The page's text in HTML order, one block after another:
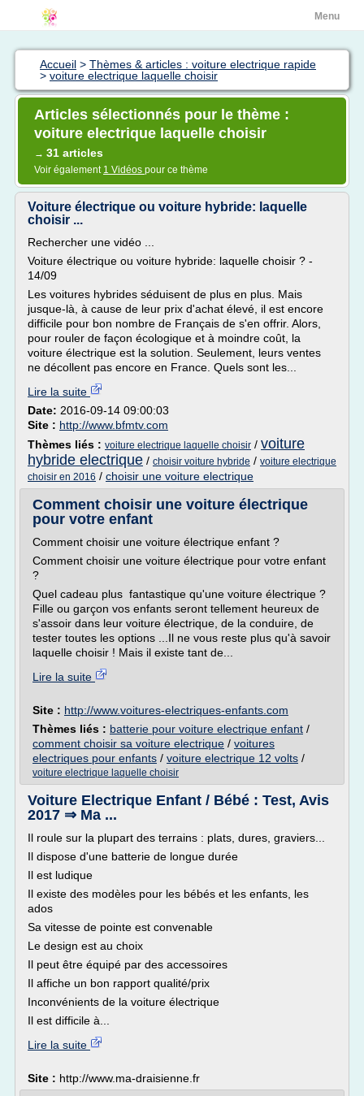
Menu
Accueil > Thèmes & articles : voiture electrique rapide
> voiture electrique laquelle choisir
Articles sélectionnés pour le thème :
voiture electrique laquelle choisir
→ 31 articles
Voir également 1 Vidéos pour ce thème
Voiture électrique ou voiture hybride: laquelle
choisir ...
Rechercher une vidéo ...
Voiture électrique ou voiture hybride: laquelle choisir ? -
14/09
Les voitures hybrides séduisent de plus en plus. Mais
jusque-là, à cause de leur prix d'achat élevé, il est encore
difficile pour bon nombre de Français de s'en offrir. Alors,
pour rouler de façon écologique et à moindre coût, la
voiture électrique est la solution. Seulement, leurs ventes
ne décollent pas encore en France. Quels sont les...
Lire la suite
Date: 2016-09-14 09:00:03
Site : http://www.bfmtv.com
Thèmes liés : voiture electrique laquelle choisir / voiture
hybride electrique / choisir voiture hybride / voiture electrique
choisir en 2016 / choisir une voiture electrique
Comment choisir une voiture électrique
pour votre enfant
Comment choisir une voiture électrique enfant ?
Comment choisir une voiture électrique pour votre enfant
?
Quel cadeau plus fantastique qu'une voiture électrique ?
Fille ou garçon vos enfants seront tellement heureux de
s'assoir dans leur voiture électrique, de la conduire, de
tester toutes les options ...Il ne vous reste plus qu'à savoir
laquelle choisir ! Mais il existe tant de...
Lire la suite
Site : http://www.voitures-electriques-enfants.com
Thèmes liés : batterie pour voiture electrique enfant /
comment choisir sa voiture electrique / voitures
electriques pour enfants / voiture electrique 12 volts /
voiture electrique laquelle choisir
Voiture Electrique Enfant / Bébé : Test, Avis
2017 ⇒ Ma ...
Il roule sur la plupart des terrains : plats, dures, graviers...
Il dispose d'une batterie de longue durée
Il est ludique
Il existe des modèles pour les bébés et les enfants, les
ados
Sa vitesse de pointe est convenable
Le design est au choix
Il peut être équipé par des accessoires
Il affiche un bon rapport qualité/prix
Inconvénients de la voiture électrique
Il est difficile à...
Lire la suite
Site : http://www.ma-draisienne.fr